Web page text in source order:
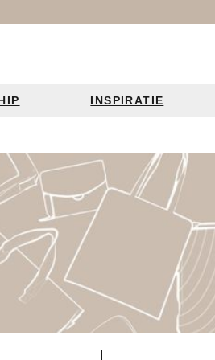
INSPIRATIE
Reistassen Accessoires
2026
Charms
je leren tas